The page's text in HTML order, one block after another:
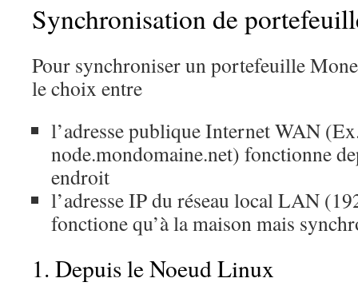
Synchronisation de
Pour synchroniser un portefeuille
le choix entre
l’adresse publique Internet WAN
node.mondomaine.net) fonctionne
endroit
l’adresse IP du réseau local LAN
fonctione qu’à la maison mais
1. Depuis le Noeud Linux